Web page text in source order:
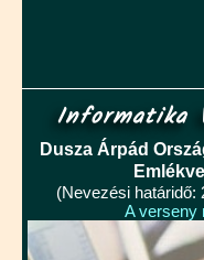
Informatika
Dusza Árpád
(Nevezési határidő:
A verseny